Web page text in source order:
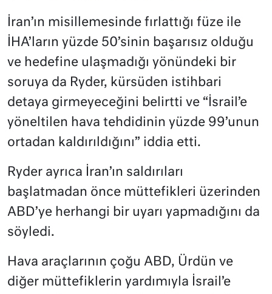
İran’ın misillemesinde fırlattığı füze ile
İHA’ların yüzde 50’sinin başarısız olduğu
ve hedefine ulaşmadığı yönündeki bir
soruya da Ryder, kürsüden istihbari
detaya girmeyeceğini belirtti ve “İsrail’e
yöneltilen hava tehdidinin yüzde 99’unun
ortadan kaldırıldığını” iddia etti.
Ryder ayrıca İran’ın saldırıları
başlatmadan önce müttefikleri üzerinden
ABD’ye herhangi bir uyarı yapmadığını da
söyledi.
Hava araçlarının çoğu ABD, Ürdün ve
diğer müttefiklerin yardımıyla İsrail’e